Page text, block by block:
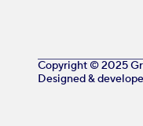
Copyright © 2025
Designed &